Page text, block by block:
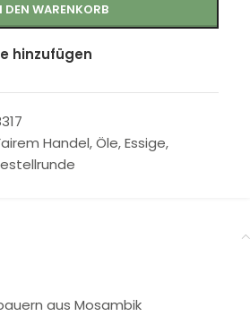
DEN WARENKORB
hinzufügen
Handel,Öle, Essige,
aus Mosambik